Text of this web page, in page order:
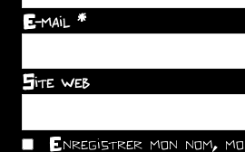
E-mail *
Site web
Enregistrer mon nom,